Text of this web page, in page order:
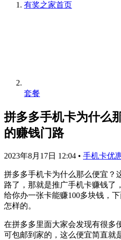
有奖之家首页
套餐
拼多多手机卡为什么
的赚钱门路
2023年8月17日 12:04 • 手机卡优
拼多多手机卡为什么那么便宜？
路了，那就是推广手机卡赚钱了
给你办一张卡能赚100多块钱，
怎样的。
在拼多多里面大家会发现有很多
可包邮到家的，这么便宜简直就